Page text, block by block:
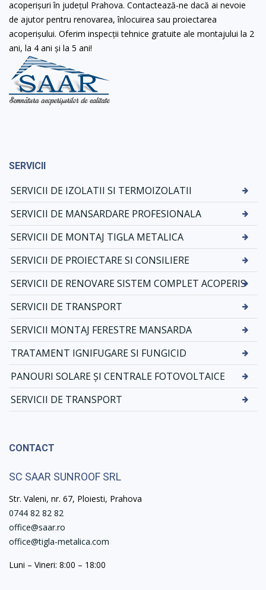
acoperișuri în județul Prahova. Contactează-ne dacă ai nevoie
de ajutor pentru renovarea, înlocuirea sau proiectarea
acoperișului. Oferim inspecții tehnice gratuite ale montajului la 2
ani, la 4 ani și la 5 ani!
SERVICII
SERVICII DE IZOLATII SI TERMOIZOLATII
SERVICII DE MANSARDARE PROFESIONALA
SERVICII DE MONTAJ TIGLA METALICA
SERVICII DE PROIECTARE SI CONSILIERE
SERVICII DE RENOVARE SISTEM COMPLET ACOPERIS
SERVICII DE TRANSPORT
SERVICII MONTAJ FERESTRE MANSARDA
TRATAMENT IGNIFUGARE SI FUNGICID
PANOURI SOLARE ȘI CENTRALE FOTOVOLTAICE
SERVICII DE TRANSPORT
CONTACT
SC SAAR SUNROOF SRL
Str. Valeni, nr. 67, Ploiesti, Prahova
0744 82 82 82
office@saar.ro
office@tigla-metalica.com
Luni – Vineri: 8:00 – 18:00